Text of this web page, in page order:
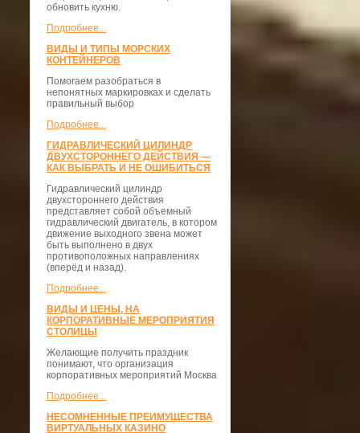
обновить кухню.
Подробнее...
ВИДЫ И ТИПЫ МОРСКИХ
КОНТЕЙНЕРОВ
Помогаем разобраться в
непонятных маркировках и сделать
правильный выбор
Подробнее...
ГИДРАВЛИЧЕСКИЙ ЦИЛИНДР
ДВУХСТОРОННЕГО ДЕЙСТВИЯ —
КАК ВЫБРАТЬ И НЕ ОШИБИТЬСЯ
Гидравлический цилиндр
двухстороннего действия
представляет собой объемный
гидравлический двигатель, в котором
движение выходного звена может
быть выполнено в двух
противоположных направлениях
(вперёд и назад).
Подробнее...
ВИДЫ И ЦЕНЫ, НА
КОРПОРАТИВНЫЕ МЕРОПРИЯТИЯ
СТОЛИЦЫ
Желающие получить праздник
понимают, что организация
корпоративных мероприятий Москва
Подробнее...
НЕСОМНЕННЫЕ ПРЕИМУЩЕСТВА
ВИРТУАЛЬНЫХ КАЗИНО